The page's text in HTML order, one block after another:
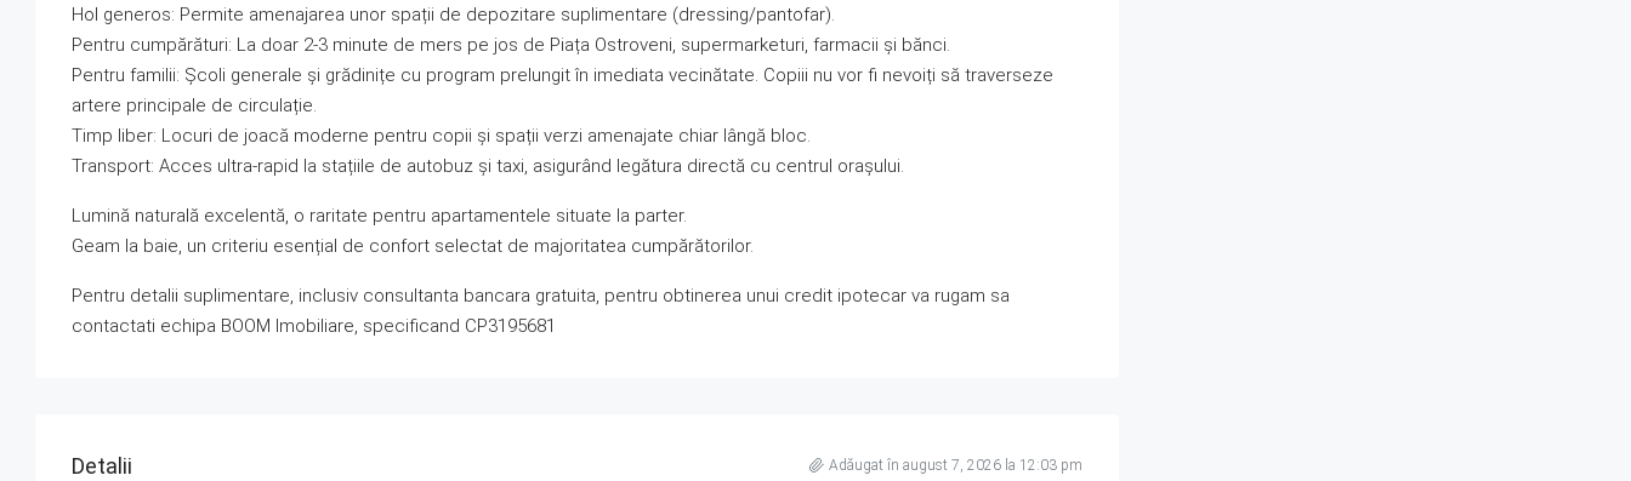
Hol generos: Permite amenajarea unor spații de depozitare suplimentare (dressing/pantofar).
Pentru cumpărături: La doar 2-3 minute de mers pe jos de Piața Ostroveni, supermarketuri, farmacii și bănci.
Pentru familii: Școli generale și grădinițe cu program prelungit în imediata vecinătate. Copiii nu vor fi nevoiți să traverseze
artere principale de circulație.
Timp liber: Locuri de joacă moderne pentru copii și spații verzi amenajate chiar lângă bloc.
Transport: Acces ultra-rapid la stațiile de autobuz și taxi, asigurând legătura directă cu centrul orașului.
Lumină naturală excelentă, o raritate pentru apartamentele situate la parter.
Geam la baie, un criteriu esențial de confort selectat de majoritatea cumpărătorilor.
Pentru detalii suplimentare, inclusiv consultanta bancara gratuita, pentru obtinerea unui credit ipotecar va rugam sa
contactati echipa BOOM Imobiliare, specificand CP3195681
Detalii Adăugat în august 7, 2026 la 12:03 pm